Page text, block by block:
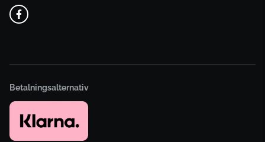
Betalningsalternativ